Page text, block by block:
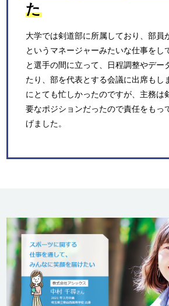
た
大学では剣道部に所属しており、部員
というマネージャーみたいな仕事をし
と選手の間に立って、日程調整やデー
たり、部を代表とする会議に出席もし
にとても忙しかったのですが、主務は
要なポジションだったので責任をもっ
げました。